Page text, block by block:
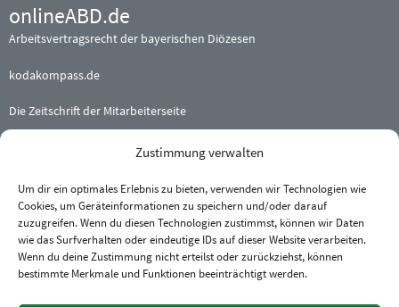
Zustimmung verwalten
Um dir ein optimales Erlebnis zu bieten, verwenden wir Technologien wie
Cookies, um Geräteinformationen zu speichern und/oder darauf
zuzugreifen. Wenn du diesen Technologien zustimmst, können wir Daten
wie das Surfverhalten oder eindeutige IDs auf dieser Website verarbeiten.
Wenn du deine Zustimmung nicht erteilst oder zurückziehst, können
bestimmte Merkmale und Funktionen beeinträchtigt werden.
onlineABD.de
Arbeitsvertragsrecht der bayerischen Diözesen
kodakompass.de
Die Zeitschrift der Mitarbeiterseite
Beteiligte (Erz-) Bistümer
Augsburg·Bamberg·Eichstätt
München und Freising·Passau
Regensburg
· Würzburg